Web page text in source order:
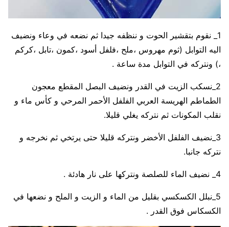
1_ نقوم بتقشير الحوت و ننظفه جيدا ثم نضعه في وعاء ونضيف
اليه التوابل (ثوم مهروس ،ملح ،فلفل أسود ،كمون ،تابل ،كركم
،) ونتركه في التوابل مدة ساعة .
2_نسكب الزيت في القدر ونضيف البصل المقطع معجون
الطماطم الهريسة العربي الفلفل الأحمر المرحي و كأس ماء و
نقلب المكونات ثم نتركه يغلي قليلا.
3_نضيف الفلفل الأخضر ونتركه قليلا حتى يرتخي ثم نخرجه و
نتركه جانبا.
4_ نضيف الماء للصلصة ونتركها على نار هادئة .
5_نبلل الكسكسي بقليل من الماء و الزيت و الملح و نضعها في
الكسكاس فوق القدر .